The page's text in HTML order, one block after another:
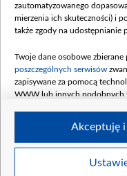
Data
kwiecień 180
czerwca 90
4 sierpnia 250
zautomatyzowanego
mierzenia ich skuteczności) i
także zgody na udostępnianie
Twoje dane osobowe zbierane
poszczególnych serwisów
zapisywane za pomocą
WWW lub innych podobnych
Twoje dane osobowe zbierane
Akceptuję